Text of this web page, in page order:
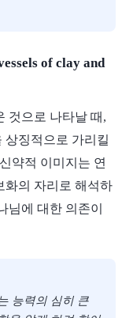
of clay and
것으로 나타날 때,
상징적으로 가리킬
약적 이미지는 연
화의 자리로 해석하
님에 대한 의존이
능력의 심히 큰